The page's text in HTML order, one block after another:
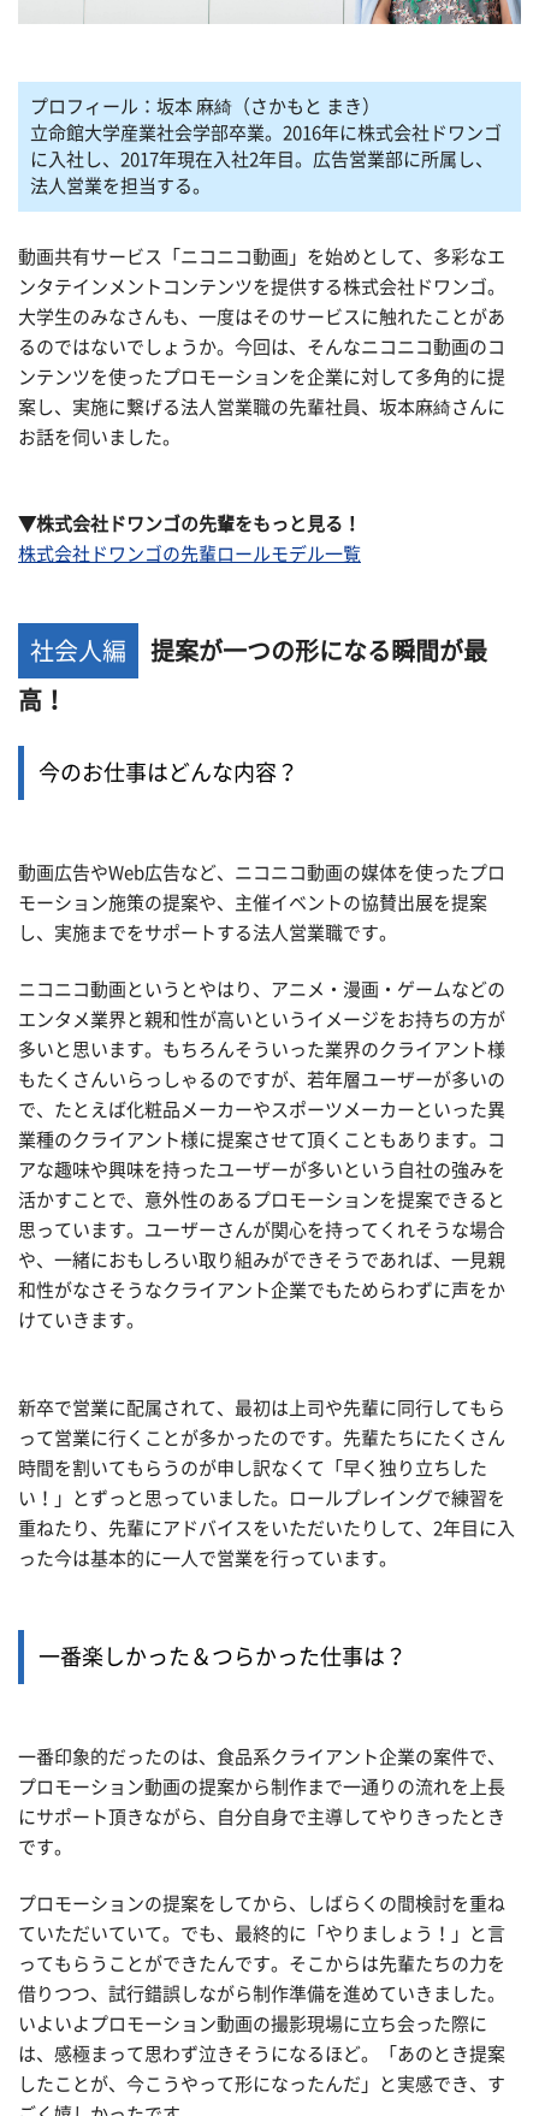
プロフィール：坂本 麻綺（さかもと まき）
立命館大学産業社会学部卒業。2016年に株式会社ドワンゴ
に入社し、2017年現在入社2年目。広告営業部に所属し、
法人営業を担当する。
動画共有サービス「ニコニコ動画」を始めとして、多彩なエ
ンタテインメントコンテンツを提供する株式会社ドワンゴ。
大学生のみなさんも、一度はそのサービスに触れたことがあ
るのではないでしょうか。今回は、そんなニコニコ動画のコ
ンテンツを使ったプロモーションを企業に対して多角的に提
案し、実施に繋げる法人営業職の先輩社員、坂本麻綺さんに
お話を伺いました。
▼株式会社ドワンゴの先輩をもっと見る！
株式会社ドワンゴの先輩ロールモデル一覧
社会人編 提案が一つの形になる瞬間が最
高！
今のお仕事はどんな内容？
動画広告やWeb広告など、ニコニコ動画の媒体を使ったプロ
モーション施策の提案や、主催イベントの協賛出展を提案
し、実施までをサポートする法人営業職です。
ニコニコ動画というとやはり、アニメ・漫画・ゲームなどの
エンタメ業界と親和性が高いというイメージをお持ちの方が
多いと思います。もちろんそういった業界のクライアント様
もたくさんいらっしゃるのですが、若年層ユーザーが多いの
で、たとえば化粧品メーカーやスポーツメーカーといった異
業種のクライアント様に提案させて頂くこともあります。コ
アな趣味や興味を持ったユーザーが多いという自社の強みを
活かすことで、意外性のあるプロモーションを提案できると
思っています。ユーザーさんが関心を持ってくれそうな場合
や、一緒におもしろい取り組みができそうであれば、一見親
和性がなさそうなクライアント企業でもためらわずに声をか
けていきます。
新卒で営業に配属されて、最初は上司や先輩に同行してもら
って営業に行くことが多かったのです。先輩たちにたくさん
時間を割いてもらうのが申し訳なくて「早く独り立ちした
い！」とずっと思っていました。ロールプレイングで練習を
重ねたり、先輩にアドバイスをいただいたりして、2年目に入
った今は基本的に一人で営業を行っています。
一番楽しかった＆つらかった仕事は？
一番印象的だったのは、食品系クライアント企業の案件で、
プロモーション動画の提案から制作まで一通りの流れを上長
にサポート頂きながら、自分自身で主導してやりきったとき
です。
プロモーションの提案をしてから、しばらくの間検討を重ね
ていただいていて。でも、最終的に「やりましょう！」と言
ってもらうことができたんです。そこからは先輩たちの力を
借りつつ、試行錯誤しながら制作準備を進めていきました。
いよいよプロモーション動画の撮影現場に立ち会った際に
は、感極まって思わず泣きそうになるほど。「あのとき提案
したことが、今こうやって形になったんだ」と実感でき、す